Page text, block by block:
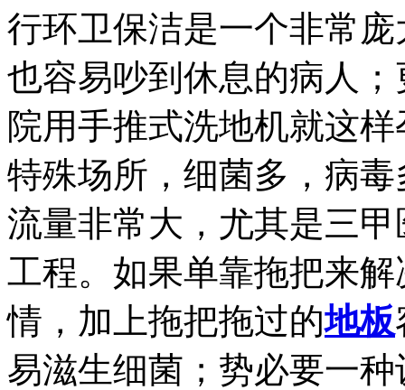
行环卫保洁是一个非常
也容易吵到休息的病人
院用手推式洗地机就这
特殊场所，细菌多，病
流量非常大，尤其是三
工程。如果单靠拖把来
情，加上拖把拖过的地板
易滋生细菌；势必要一